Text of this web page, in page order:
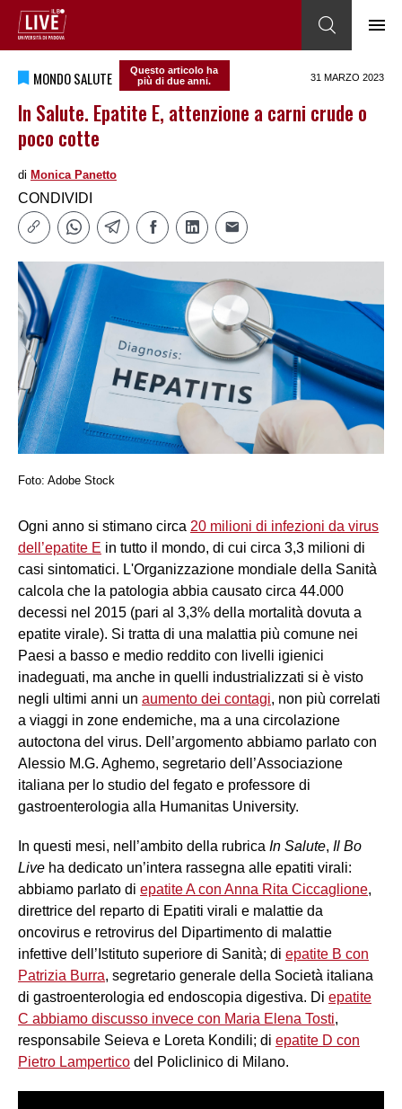
MONDO SALUTE
Questo articolo ha
più di due anni.
31 MARZO 2023
In Salute. Epatite E, attenzione a carni crude o
poco cotte
di Monica Panetto
CONDIVIDI
Foto: Adobe Stock
Ogni anno si stimano circa 20 milioni di infezioni da virus
dell’epatite E in tutto il mondo, di cui circa 3,3 milioni di
casi sintomatici. L'Organizzazione mondiale della Sanità
calcola che la patologia abbia causato circa 44.000
decessi nel 2015 (pari al 3,3% della mortalità dovuta a
epatite virale). Si tratta di una malattia più comune nei
Paesi a basso e medio reddito con livelli igienici
inadeguati, ma anche in quelli industrializzati si è visto
negli ultimi anni un aumento dei contagi, non più correlati
a viaggi in zone endemiche, ma a una circolazione
autoctona del virus. Dell’argomento abbiamo parlato con
Alessio M.G. Aghemo, segretario dell’Associazione
italiana per lo studio del fegato e professore di
gastroenterologia alla Humanitas University.
In questi mesi, nell’ambito della rubrica In Salute, Il Bo
Live ha dedicato un’intera rassegna alle epatiti virali:
abbiamo parlato di epatite A con Anna Rita Ciccaglione,
direttrice del reparto di Epatiti virali e malattie da
oncovirus e retrovirus del Dipartimento di malattie
infettive dell’Istituto superiore di Sanità; di epatite B con
Patrizia Burra, segretario generale della Società italiana
di gastroenterologia ed endoscopia digestiva. Di epatite
C abbiamo discusso invece con Maria Elena Tosti,
responsabile Seieva e Loreta Kondili; di epatite D con
Pietro Lampertico del Policlinico di Milano.